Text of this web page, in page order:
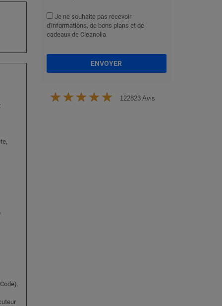
Je ne souhaite pas recevoir
d'informations, de bons plans et de
cadeaux de Cleanolia
ENVOYER
122823 Avis